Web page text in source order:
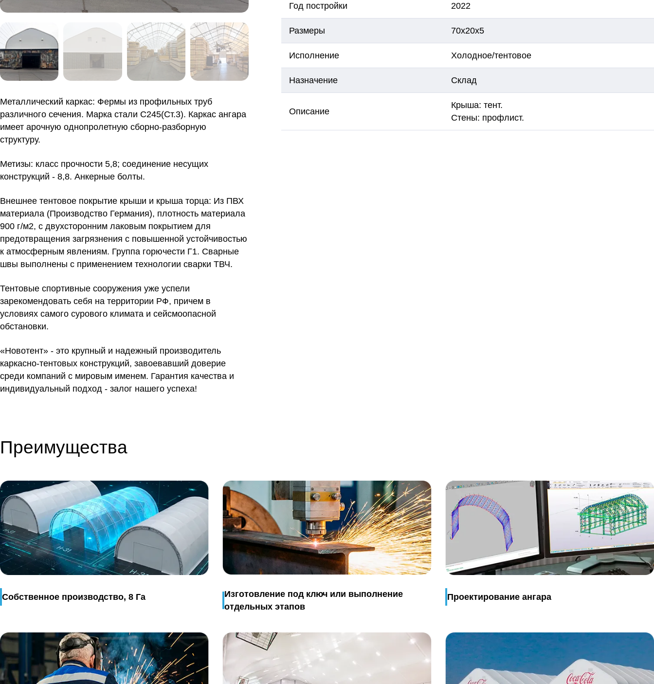
Металлический каркас: Фермы из профильных труб
различного сечения. Марка стали С245(Ст.3). Каркас ангара
имеет арочную однопролетную сборно-разборную
структуру.
Метизы: класс прочности 5,8; соединение несущих
конструкций - 8,8. Анкерные болты.
Внешнее тентовое покрытие крыши и крыша торца: Из ПВХ
материала (Производство Германия), плотность материала
900 г/м2, с двухсторонним лаковым покрытием для
предотвращения загрязнения с повышенной устойчивостью
к атмосферным явлениям. Группа горючести Г1. Сварные
швы выполнены с применением технологии сварки ТВЧ.
Тентовые спортивные сооружения уже успели
зарекомендовать себя на территории РФ, причем в
условиях самого сурового климата и сейсмоопасной
обстановки.
«Новотент» - это крупный и надежный производитель
каркасно-тентовых конструкций, завоевавший доверие
среди компаний с мировым именем. Гарантия качества и
индивидуальный подход - залог нашего успеха!
Год постройки 2022
Размеры 70х20х5
Исполнение Холодное/тентовое
Назначение Склад
Описание
Крыша: тент.
Стены: профлист.
Преимущества
Собственное производство, 8 Га
Изготовление под ключ или выполнение
отдельных этапов
Проектирование ангара